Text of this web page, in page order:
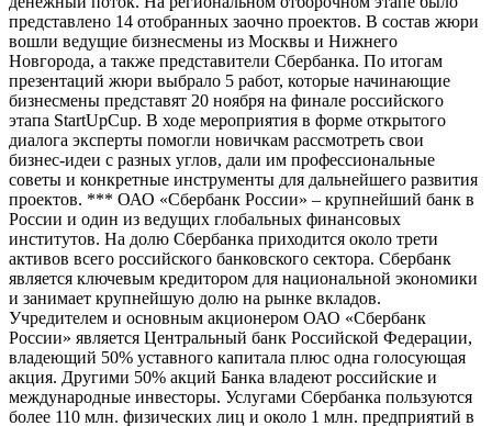
представлено 14 отобранных заочно проектов. В состав жюри
вошли ведущие бизнесмены из Москвы и Нижнего
Новгорода, а также представители Сбербанка. По итогам
презентаций жюри выбрало 5 работ, которые начинающие
бизнесмены представят 20 ноября на финале российского
этапа StartUpCup. В ходе мероприятия в форме открытого
диалога эксперты помогли новичкам рассмотреть свои
бизнес-идеи с разных углов, дали им профессиональные
советы и конкретные инструменты для дальнейшего развития
проектов. *** ОАО «Сбербанк России» – крупнейший банк в
России и один из ведущих глобальных финансовых
институтов. На долю Сбербанка приходится около трети
активов всего российского банковского сектора. Сбербанк
является ключевым кредитором для национальной экономики
и занимает крупнейшую долю на рынке вкладов.
Учредителем и основным акционером ОАО «Сбербанк
России» является Центральный банк Российской Федерации,
владеющий 50% уставного капитала плюс одна голосующая
акция. Другими 50% акций Банка владеют российские и
международные инвесторы. Услугами Сбербанка пользуются
более 110 млн. физических лиц и около 1 млн. предприятий в